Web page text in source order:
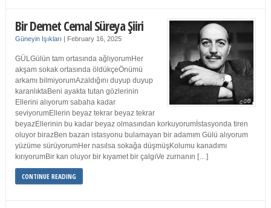
Bir Demet Cemal Süreya Şiiri
Güneyin Işıkları | February 16, 2025
GÜLGülün tam ortasında ağlıyorumHer
akşam sokak ortasında öldükçeÖnümü
arkamı bilmiyorumAzaldığını duyup duyup
karanlıktaBeni ayakta tutan gözlerinin
Ellerini alıyorum sabaha kadar
seviyorumEllerin beyaz tekrar beyaz tekrar
beyazEllerinin bu kadar beyaz olmasından korkuyorumİstasyonda tiren
oluyor birazBen bazan istasyonu bulamayan bir adamım Gülü alıyorum
yüzüme sürüyorumHer nasılsa sokağa düşmüşKolumu kanadımı
kırıyorumBir kan oluyor bir kıyamet bir çalgıVe zurnanın […]
CONTINUE READING